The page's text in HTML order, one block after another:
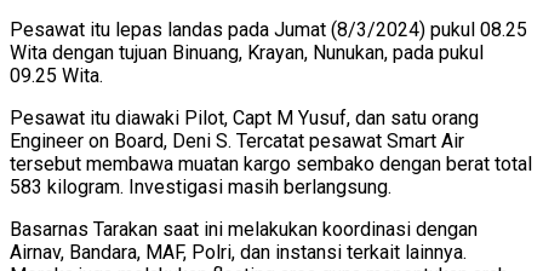
Pesawat itu lepas landas pada Jumat (8/3/2024) pukul 08.25
Wita dengan tujuan Binuang, Krayan, Nunukan, pada pukul
09.25 Wita.
Pesawat itu diawaki Pilot, Capt M Yusuf, dan satu orang
Engineer on Board, Deni S. Tercatat pesawat Smart Air
tersebut membawa muatan kargo sembako dengan berat total
583 kilogram. Investigasi masih berlangsung.
Basarnas Tarakan saat ini melakukan koordinasi dengan
Airnav, Bandara, MAF, Polri, dan instansi terkait lainnya.